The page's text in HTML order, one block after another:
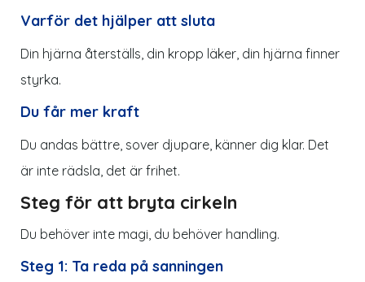
Varför det hjälper att sluta
Din hjärna återställs, din kropp läker, din hjärna finner
styrka.
Du får mer kraft
Du andas bättre, sover djupare, känner dig klar. Det
är inte rädsla, det är frihet.
Steg för att bryta cirkeln
Du behöver inte magi, du behöver handling.
Steg 1: Ta reda på sanningen